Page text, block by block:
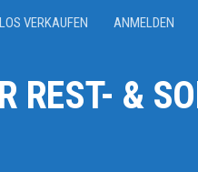
VERKAUFEN ANMELDEN
&